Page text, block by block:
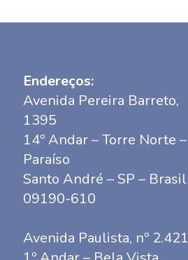
Endereços:
Avenida Pereira Barreto,
1395
14º Andar – Torre Norte –
Paraíso
Santo André – SP – Brasil
09190-610
Avenida Paulista, nº 2.421